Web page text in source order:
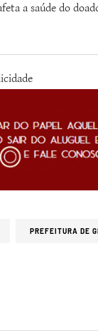
a saúde do
PREFEITURA DE